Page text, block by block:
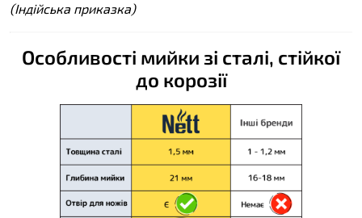
(Індійська приказка)
Особливості мийки зі сталі, стійкої
до корозії